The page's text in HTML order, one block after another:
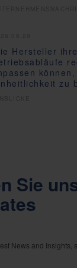
Hersteller ihre
zu
Sie
News and Insights,